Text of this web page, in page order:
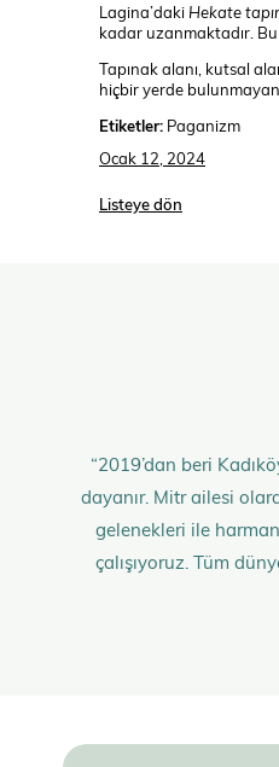
Lagina’daki Hekate
kadar uzanmaktadır.
Tapınak alanı, kutsal
hiçbir yerde bulunmayan
Etiketler: Paganizm
Ocak 12, 2024
Listeye dön
“2019’dan beri
dayanır. Mitr ailesi
gelenekleri ile
çalışıyoruz. Tüm